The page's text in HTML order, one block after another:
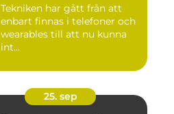
Tekniken har gått från att
enbart finnas i telefoner och
wearables till att nu kunna
int...
25. sep